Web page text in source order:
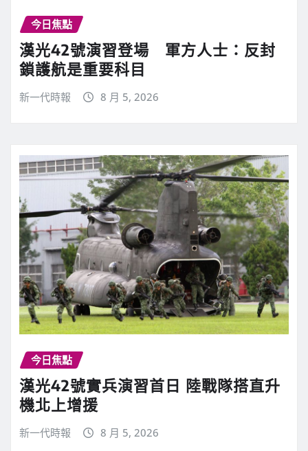
今日焦點
漢光42號演習登場 軍方人士：反封
鎖護航是重要科目
新一代時報 8 月 5, 2026
今日焦點
漢光42號實兵演習首日 陸戰隊搭直升
機北上增援
新一代時報 8 月 5, 2026